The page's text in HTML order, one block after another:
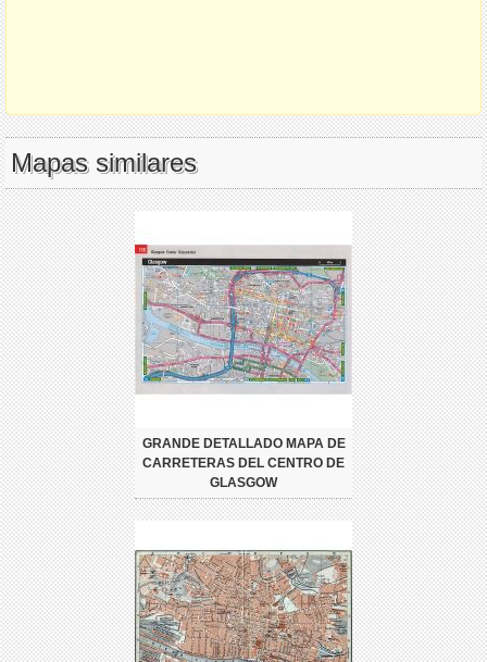
Mapas similares
GRANDE DETALLADO MAPA DE
CARRETERAS DEL CENTRO DE
GLASGOW